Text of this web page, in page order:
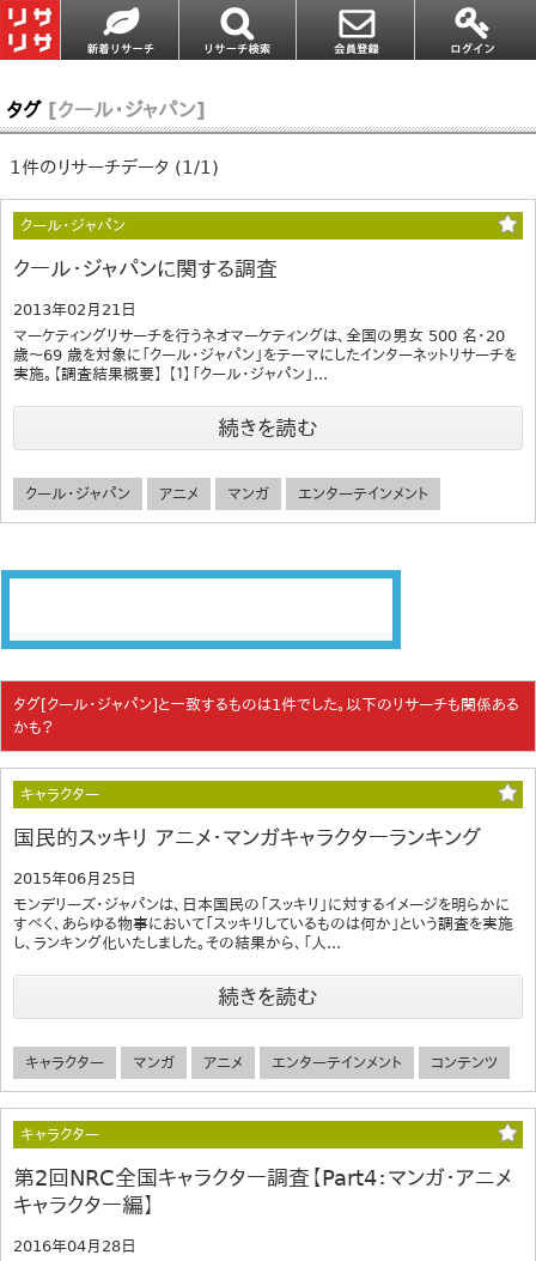
タグ [クール・ジャパン]
1件のリサーチデータ (1/1)
クール・ジャパン
クール・ジャパンに関する調査
2013年02月21日
マーケティングリサーチを行うネオマーケティングは、全国の男女 500 名・20
歳～69 歳を対象に「クール・ジャパン」をテーマにしたインターネットリサーチを
実施。【調査結果概要】 【１】「クール・ジャパン」...
続きを読む
クール・ジャパン アニメ マンガ エンターテインメント
タグ[クール・ジャパン]と一致するものは1件でした。以下のリサーチも関係ある
かも？
キャラクター
国民的スッキリ アニメ・マンガキャラクターランキング
2015年06月25日
モンデリーズ・ジャパンは、日本国民の「スッキリ」に対するイメージを明らかに
すべく、あらゆる物事において「スッキリしているものは何か」という調査を実施
し、ランキング化いたしました。その結果から、「人...
続きを読む
キャラクター マンガ アニメ エンターテインメント コンテンツ
キャラクター
第2回NRC全国キャラクター調査【Part4：マンガ・アニメ
キャラクター編】
2016年04月28日